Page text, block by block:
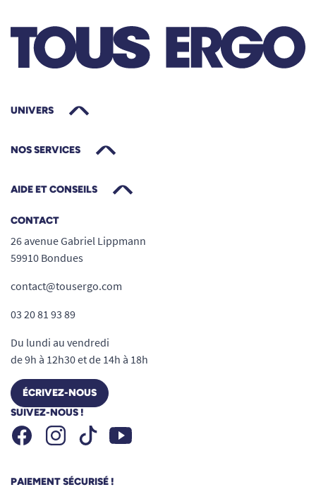
UNIVERS
NOS SERVICES
AIDE ET CONSEILS
CONTACT
26 avenue Gabriel Lippmann
59910 Bondues
contact@tousergo.com
03 20 81 93 89
Du lundi au vendredi
de 9h à 12h30 et de 14h à 18h
ÉCRIVEZ-NOUS
SUIVEZ-NOUS !
FacebookInstagramTiktok Youtube
PAIEMENT SÉCURISÉ !